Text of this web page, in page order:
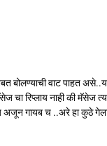
बोलण्याची वाट पाहत
रिप्लाय नाही की मॅसेज
गायब च ..अरे हा कुठे